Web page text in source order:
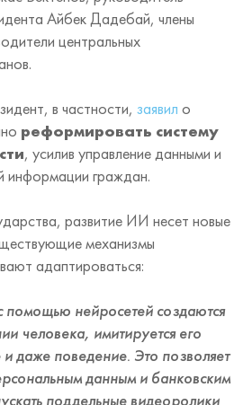
Айбек Дадебай, члены
центральных
в частности, заявил о
реформировать систему
, усилив управление данными и
информации граждан.
развитие ИИ несет новые
механизмы
адаптироваться:
помощью нейросетей создаются
человека, имитируется его
даже поведение. Это позволяет
данным и банковским
поддельные видеоролики